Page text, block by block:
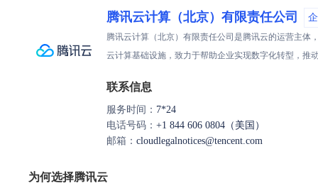
腾讯云计算（北京）有限责任公司
腾讯云计算（北京）有限责任公司是腾讯云的运营主体
云计算基础设施，致力于帮助企业实现数字化转型，推
联系信息
服务时间： 7*24
电话号码： +1 844 606 0804（美国）
邮箱： cloudlegalnotices@tencent.com
为何选择腾讯云